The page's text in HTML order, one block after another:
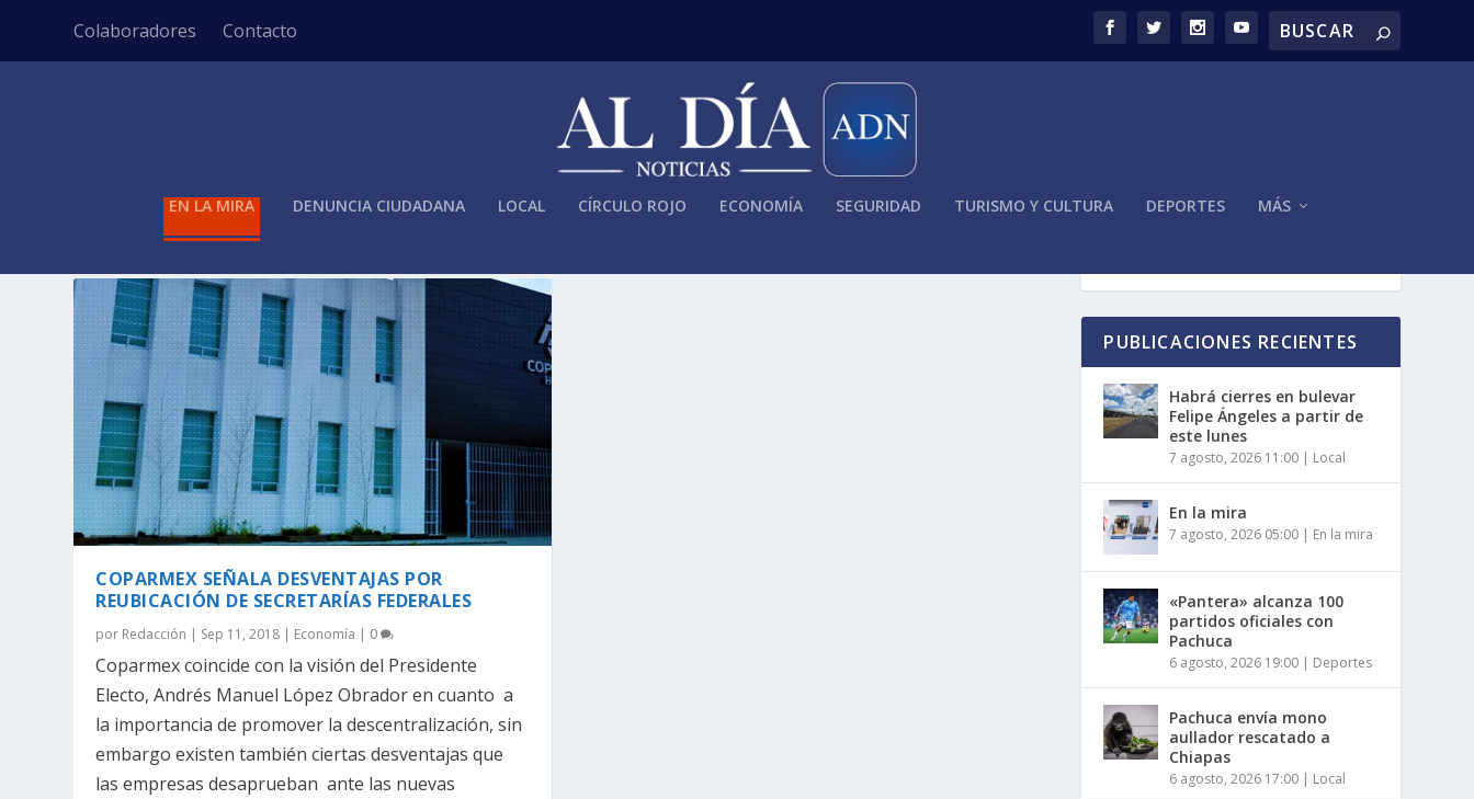
Colaboradores Contacto
EN LA MIRA DENUNCIA CIUDADANA LOCAL CÍRCULO ROJO ECONOMÍA SEGURIDAD TURISMO Y CULTURA DEPORTES MÁS
ETIQUETA:REUBICACIÓN
COPARMEX SEÑALA DESVENTAJAS POR
REUBICACIÓN DE SECRETARÍAS FEDERALES
por Redacción | Sep 11, 2018 | Economía | 0
Coparmex coincide con la visión del Presidente
Electo, Andrés Manuel López Obrador en cuanto a
la importancia de promover la descentralización, sin
embargo existen también ciertas desventajas que
las empresas desaprueban ante las nuevas
PUBLICACIONES RECIENTES
Habrá cierres en bulevar
Felipe Ángeles a partir de
este lunes
7 agosto, 2026 11:00 | Local
En la mira
7 agosto, 2026 05:00 | En la mira
«Pantera» alcanza 100
partidos oficiales con
Pachuca
6 agosto, 2026 19:00 | Deportes
Pachuca envía mono
aullador rescatado a
Chiapas
6 agosto, 2026 17:00 | Local